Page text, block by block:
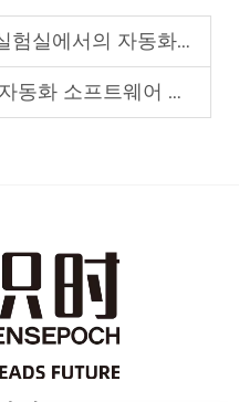
자동화 계측 시스템의 역할
소프트웨어 밀링 머신